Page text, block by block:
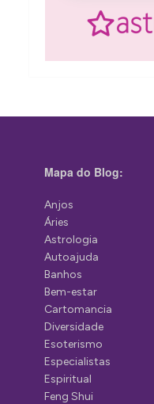
Mapa do Blog:
Anjos
Áries
Astrologia
Autoajuda
Banhos
Bem-estar
Cartomancia
Diversidade
Esoterismo
Especialistas
Espiritual
Feng Shui